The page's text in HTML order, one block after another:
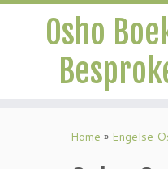
Osho
Home » Engelse